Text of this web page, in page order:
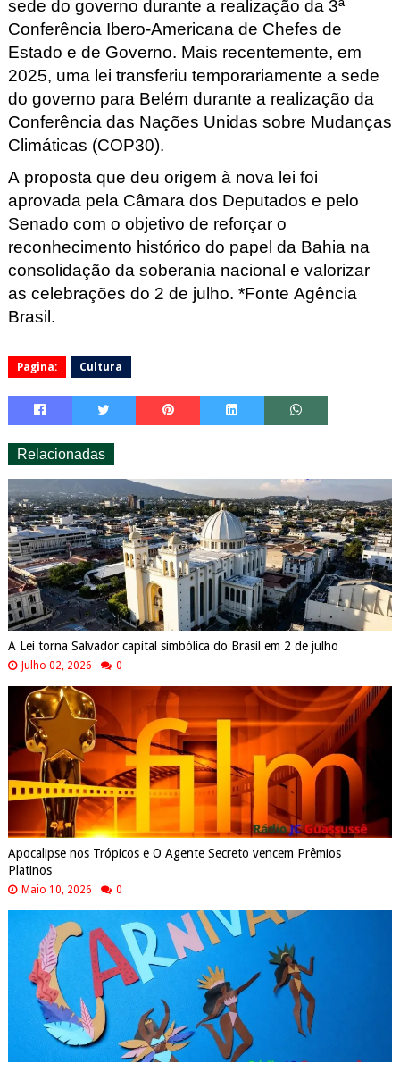
sede do governo durante a realização da 3ª
Conferência Ibero-Americana de Chefes de
Estado e de Governo. Mais recentemente, em
2025, uma lei transferiu temporariamente a sede
do governo para Belém durante a realização da
Conferência das Nações Unidas sobre Mudanças
Climáticas (COP30).
A proposta que deu origem à nova lei foi
aprovada pela Câmara dos Deputados e pelo
Senado com o objetivo de reforçar o
reconhecimento histórico do papel da Bahia na
consolidação da soberania nacional e valorizar
as celebrações do 2 de julho. *Fonte Agência
Brasil.
Pagina: Cultura
Relacionadas
A Lei torna Salvador capital simbólica do Brasil em 2 de julho
Julho 02, 2026 0
Apocalipse nos Trópicos e O Agente Secreto vencem Prêmios
Platinos
Maio 10, 2026 0